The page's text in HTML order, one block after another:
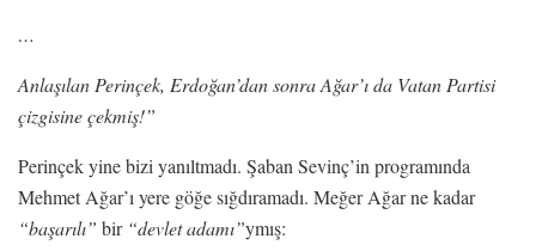
…
Anlaşılan Perinçek, Erdoğan’dan sonra Ağar’ı da Vatan Partisi
çizgisine çekmiş!”
Perinçek yine bizi yanıltmadı. Şaban Sevinç’in programında
Mehmet Ağar’ı yere göğe sığdıramadı. Meğer Ağar ne kadar
“başarılı” bir “devlet adamı”ymış: